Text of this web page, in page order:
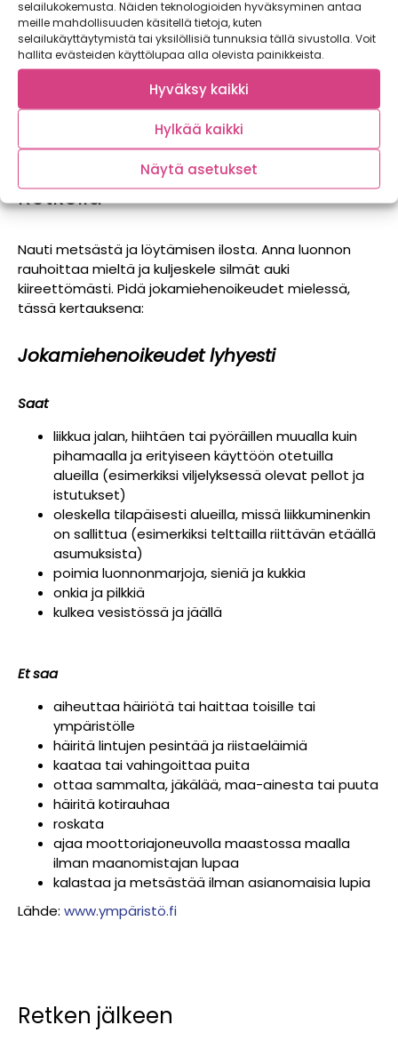
selailukokemusta. Näiden teknologioiden hyväksyminen antaa
meille mahdollisuuden käsitellä tietoja, kuten
selailukäyttäytymistä tai yksilöllisiä tunnuksia tällä sivustolla. Voit
hallita evästeiden käyttölupaa alla olevista painikkeista.
Hyväksy kaikki
Hylkää kaikki
Näytä asetukset
astioihin.
Tutustu mahdolliseen keruusaaliiseesi jo ennen
metsään lähtöä ja kerää vain sellaisia sieniä ja marjoja,
jotka tunnistat varmasti. Monien syötävien marjojen ja
sienien lisäksi luonnosta löytyy myös myrkyllisiä lajeja,
jotka on hyvä tunnistaa.
Retkellä
Nauti metsästä ja löytämisen ilosta. Anna luonnon
rauhoittaa mieltä ja kuljeskele silmät auki
kiireettömästi. Pidä jokamiehenoikeudet mielessä,
tässä kertauksena:
Jokamiehenoikeudet lyhyesti
Saat
liikkua jalan, hiihtäen tai pyöräillen muualla kuin
pihamaalla ja erityiseen käyttöön otetuilla
alueilla (esimerkiksi viljelyksessä olevat pellot ja
istutukset)
oleskella tilapäisesti alueilla, missä liikkuminenkin
on sallittua (esimerkiksi telttailla riittävän etäällä
asumuksista)
poimia luonnonmarjoja, sieniä ja kukkia
onkia ja pilkkiä
kulkea vesistössä ja jäällä
Et saa
aiheuttaa häiriötä tai haittaa toisille tai
ympäristölle
häiritä lintujen pesintää ja riistaeläimiä
kaataa tai vahingoittaa puita
ottaa sammalta, jäkälää, maa-ainesta tai puuta
häiritä kotirauhaa
roskata
ajaa moottoriajoneuvolla maastossa maalla
ilman maanomistajan lupaa
kalastaa ja metsästää ilman asianomaisia lupia
Lähde: www.ympäristö.fi
Retken jälkeen